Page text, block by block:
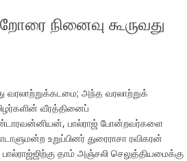
நினைவு கூருவது
வரலாற்றுக்கடமை; அந்த வரலாற்றுக்
வீரத்தினைப்
பால்ராஜ் போன்றவர்களை
உறுப்பினர் துரைராசா ரவிகரன்
தாம் அஞ்சலி செலுத்தியமைக்கு